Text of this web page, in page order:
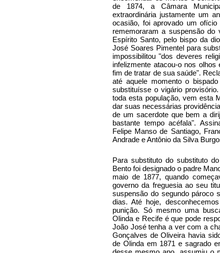
de 1874, a Câmara
extraordinária justamente um
ocasião, foi aprovado um
rememoraram a suspensão do
Espírito Santo, pelo bispo da
José Soares Pimentel para
impossibilitou "dos deveres
infelizmente atacou-o nos
fim de tratar de sua saúde".
até aquele momento o
substituísse o vigário
toda esta população, vem esta
dar suas necessárias
de um sacerdote que bem a
bastante tempo acéfala".
Felipe Manso de Santiago,
Andrade e Antônio da Silva
Para substituto do substituto
Bento foi designado o padre
maio de 1877, quando
governo da freguesia ao seu
suspensão do segundo pároco
dias. Até hoje,
punição. Só mesmo uma
Olinda e Recife é que pode
João José tenha a ver com a
Gonçalves de Oliveira havia
de Olinda em 1871 e sagrado